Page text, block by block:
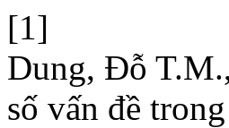
[1]
Dung, Đỗ
số vấn đề